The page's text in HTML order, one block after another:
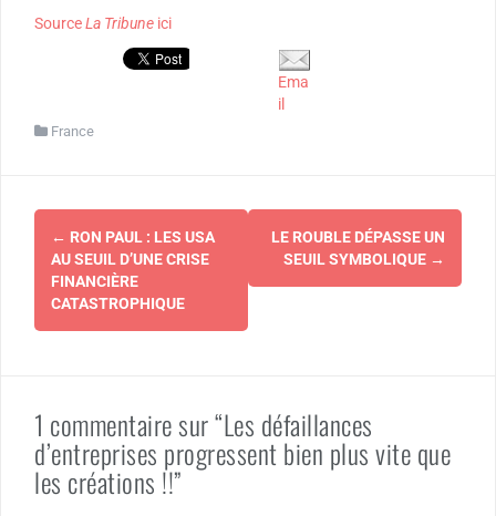
SourceLa Tribune ici
Ema
il
France
Navigation
d'article
← RON PAUL : LES USA
AU SEUIL D’UNE CRISE
FINANCIÈRE
CATASTROPHIQUE
LE ROUBLE DÉPASSE UN
SEUIL SYMBOLIQUE →
1 commentaire sur “Les défaillances
d’entreprises progressent bien plus vite que
les créations !!”